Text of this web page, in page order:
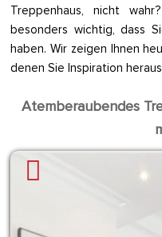
Treppenhaus, nicht
besonders wichtig, dass
haben. Wir zeigen Ihnen
denen Sie Inspiration
Atemberaubendes